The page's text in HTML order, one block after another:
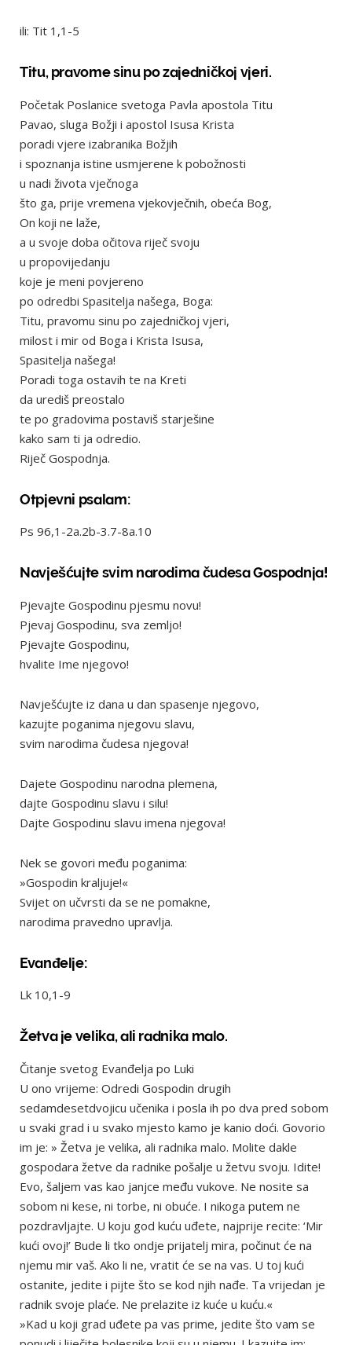
ili: Tit 1,1-5
Titu, pravome sinu po zajedničkoj vjeri.
Početak Poslanice svetoga Pavla apostola Titu
Pavao, sluga Božji i apostol Isusa Krista
poradi vjere izabranika Božjih
i spoznanja istine usmjerene k pobožnosti
u nadi života vječnoga
što ga, prije vremena vjekovječnih, obeća Bog,
On koji ne laže,
a u svoje doba očitova riječ svoju
u propovijedanju
koje je meni povjereno
po odredbi Spasitelja našega, Boga:
Titu, pravomu sinu po zajedničkoj vjeri,
milost i mir od Boga i Krista Isusa,
Spasitelja našega!
Poradi toga ostavih te na Kreti
da urediš preostalo
te po gradovima postaviš starješine
kako sam ti ja odredio.
Riječ Gospodnja.
Otpjevni psalam:
Ps 96,1-2a.2b-3.7-8a.10
Navješćujte svim narodima čudesa Gospodnja!
Pjevajte Gospodinu pjesmu novu!
Pjevaj Gospodinu, sva zemljo!
Pjevajte Gospodinu,
hvalite Ime njegovo!
Navješćujte iz dana u dan spasenje njegovo,
kazujte poganima njegovu slavu,
svim narodima čudesa njegova!
Dajete Gospodinu narodna plemena,
dajte Gospodinu slavu i silu!
Dajte Gospodinu slavu imena njegova!
Nek se govori među poganima:
»Gospodin kraljuje!«
Svijet on učvrsti da se ne pomakne,
narodima pravedno upravlja.
Evanđelje:
Lk 10,1-9
Žetva je velika, ali radnika malo.
Čitanje svetog Evanđelja po Luki
U ono vrijeme: Odredi Gospodin drugih
sedamdesetdvojicu učenika i posla ih po dva pred sobom
u svaki grad i u svako mjesto kamo je kanio doći. Govorio
im je: » Žetva je velika, ali radnika malo. Molite dakle
gospodara žetve da radnike pošalje u žetvu svoju. Idite!
Evo, šaljem vas kao janjce među vukove. Ne nosite sa
sobom ni kese, ni torbe, ni obuće. I nikoga putem ne
pozdravljajte. U koju god kuću uđete, najprije recite: ‘Mir
kući ovoj!’ Bude li tko ondje prijatelj mira, počinut će na
njemu mir vaš. Ako li ne, vratit će se na vas. U toj kući
ostanite, jedite i pijte što se kod njih nađe. Ta vrijedan je
radnik svoje plaće. Ne prelazite iz kuće u kuću.«
»Kad u koji grad uđete pa vas prime, jedite što vam se